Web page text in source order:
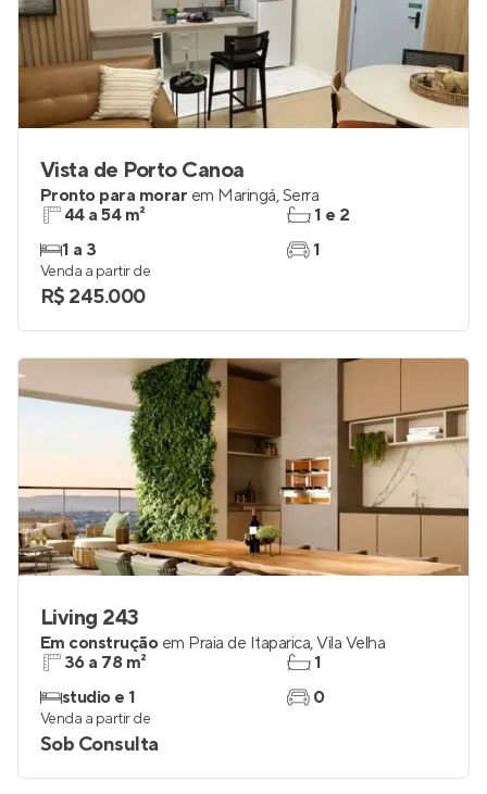
Vista de Porto Canoa
Pronto para morar em Maringá,Serra
44 a 54 m²
1 a 3
1 e 2
1
Venda a partir de
R$ 245.000
Living 243
Em construção em Praia de Itaparica,Vila Velha
36 a 78 m²
studio e 1
1
0
Venda a partir de
Sob Consulta